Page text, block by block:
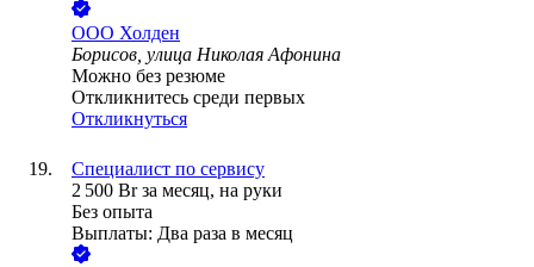
ООО Холден
Борисов, улица Николая Афонина
Можно без резюме
Откликнитесь среди первых
Откликнуться
Специалист по сервису
2 500 Br за месяц, на руки
Без опыта
Выплаты: Два раза в месяц